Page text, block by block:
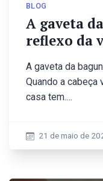
BLOG
A gaveta
reflexo da
A gaveta da
Quando a cabeça
casa tem.…
21 de maio de